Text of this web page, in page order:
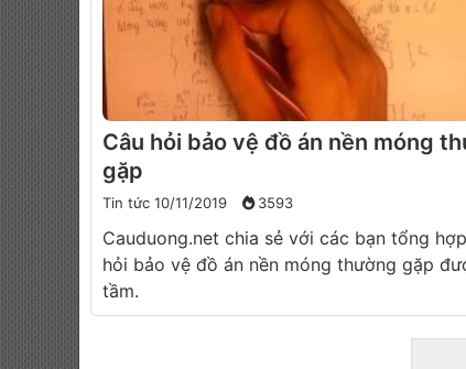
Câu hỏi bảo vệ đồ án nền móng
gặp
Tin tức 10/11/2019 3593
Cauduong.net chia sẻ với các bạn tổng
hỏi bảo vệ đồ án nền móng thường gặp
tầm.